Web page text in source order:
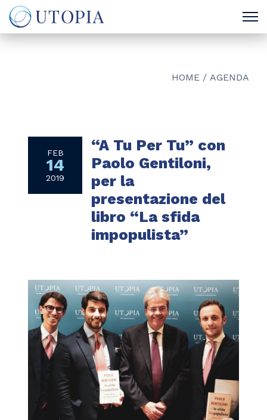
HOME / AGENDA
FEB
14
2019
“A Tu Per Tu” con
Paolo Gentiloni,
per la
presentazione del
libro “La sfida
impopulista”